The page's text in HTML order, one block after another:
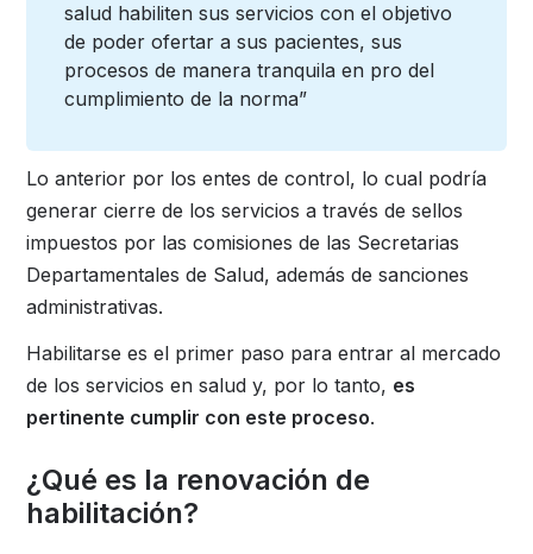
salud habiliten sus servicios con el objetivo
de poder ofertar a sus pacientes, sus
procesos de manera tranquila en pro del
cumplimiento de la norma”
Lo anterior por los entes de control, lo cual podría
generar cierre de los servicios a través de sellos
impuestos por las comisiones de las Secretarias
Departamentales de Salud, además de sanciones
administrativas.
Habilitarse es el primer paso para entrar al mercado
de los servicios en salud y, por lo tanto, es
pertinente cumplir con este proceso.
¿Qué es la renovación de
habilitación?